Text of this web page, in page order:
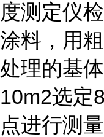
度测定仪
涂料，用
处理的基
10m2选定8
点进行测